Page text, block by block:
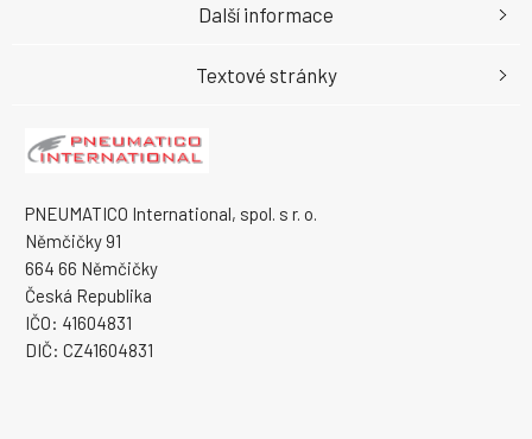
PNEUMATICO International, spol. s r. o.
Němčičky 91
664 66 Němčičky
Česká Republika
IČO: 41604831
DIČ: CZ41604831
Další informace
Textové stránky